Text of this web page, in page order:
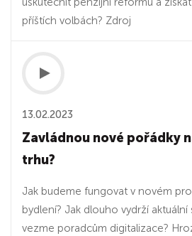
příštích volbách? Zdroj
13.02.2023
Zavládnou nové pořádky
trhu?
Jak budeme fungovat v novém
bydlení? Jak dlouho vydrží aktuální
vezme poradcům digitalizace?